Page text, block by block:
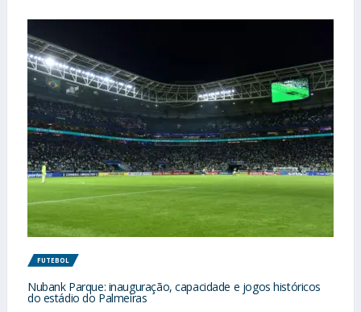
FUTEBOL
Nubank Parque: inauguração, capacidade e jogos históricos
do estádio do Palmeiras